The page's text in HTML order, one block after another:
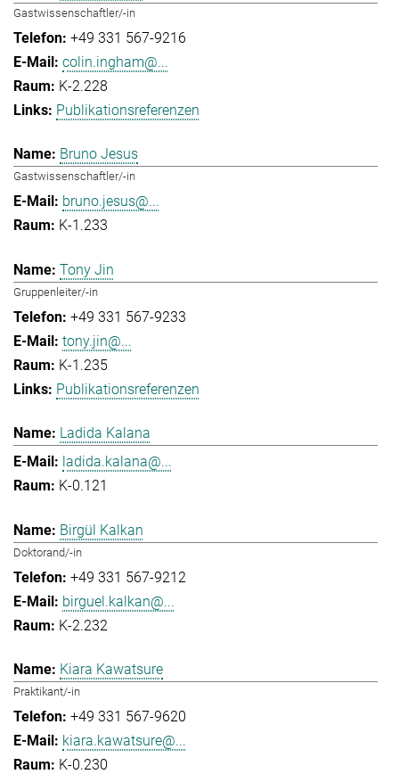
Gastwissenschaftler/-in
+49 331 567-9216
colin.ingham@...
K-2.228
Publikationsreferenzen
Bruno Jesus
Gastwissenschaftler/-in
bruno.jesus@...
K-1.233
Tony Jin
Gruppenleiter/-in
+49 331 567-9233
tony.jin@...
K-1.235
Publikationsreferenzen
Ladida Kalana
ladida.kalana@...
K-0.121
Birgül Kalkan
Doktorand/-in
+49 331 567-9212
birguel.kalkan@...
K-2.232
Kiara Kawatsure
Praktikant/-in
+49 331 567-9620
kiara.kawatsure@...
K-0.230